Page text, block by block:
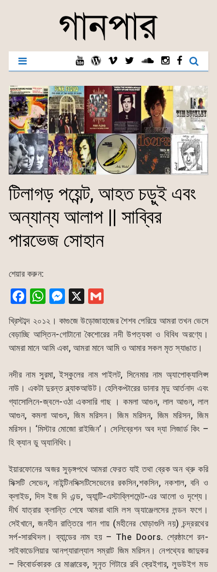
টিলাগড় পয়েন্ট, আহত চড়ুই এবং
অন্যান্য আলাপ || সাব্বির
পারভেজ সোহান
শেয়ার করুন:
F
c
e
o
o
k
W
at
s
p
p
M
s
s
e
n
g
er
X G
ai
l
খ্রিস্টাব্দ ২০১২। কাগুজে উড়োজাহাজের শৈশব পেরিয়ে আমরা তখন ভেসে
বেড়াচ্ছি আস্তিন-গোটানো কৈশোরের নদী উপত্যকা ও বিবিধ অরণ্যে।
আমরা মানে আমি একা, আমরা মানে আমি ও আমার সকল মৃত স্যাঙাত।
নদীর নাম সুরমা, ইস্কুলের নাম পাইলট, সিনেমার নাম অ্যাপোক্যালিপ্স
নাউ। একটা দুরন্ত ব্ল্যাকআউট। হেলিকপ্টারের ডানার মৃদু আর্তনাদ এবং
গ্যাসোলিনে-জ্বলে-ওঠা একসারি গাছ । কমলা আগুন, লাল আগুন, লাল
আগুন, কমলা আগুন, জিম মরিসন। জিম মরিসন, জিম মরিসন, জিম
মরিসন। ‘মিস্টার মোজো রাইজিন’। সেলিব্রেশন অব দ্যা লিজার্ড কিং –
হি ক্যান ডু অ্যানিথিং।
ইয়ারফোনের অজর সুড়ঙ্গপথে আমরা ফেরত যাই তথা ব্রেক অন থ্রু করি
সিক্সটি সেভেন, নাইন্টিনসিক্সটিসেভেনের রকসিন,শকসিন, নকশাল, বনি ও
ক্লাইড, দিস ইজ দি এন্ড, অ্যান্টি-এস্টাব্লিশমেন্ট-এর আলো ও দৃশ্যে।
দীর্ঘ যাত্রার ক্লান্তি শেষে আমরা থামি লস অ্যাঞ্জেলসের লন্ডন ফগে।
সেইখানে, জনহীন রাত্তিরে গান গায় (মহীনের ঘোড়াগুলি নয়) চন্দ্ররথের
সর্প-সারথিদল। ব্যান্ডের নাম হয় – The Doors. শ্রেষ্ঠাংশে রন-
সাইকাডেলিয়ার আনপ্যারাল্যাল সম্রাট জিম মরিসন। নেপথ্যের জাদুকর
– কিবোর্ডকারক রে মাঞ্জারেক, সূনৃত গিটারে রবি ক্রেইগার, লুডউইগ মড